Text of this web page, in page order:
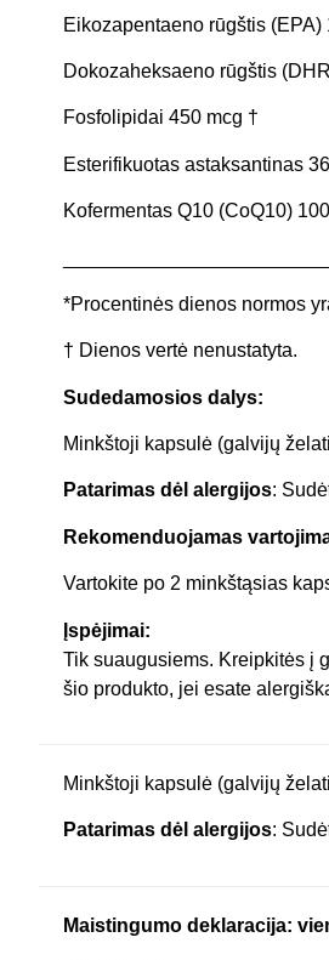
Eikozapentaeno rūgštis (EPA)
Dokozaheksaeno rūgštis
Fosfolipidai 450 mcg †
Esterifikuotas astaksantinas
Kofermentas Q10 (CoQ10)
*Procentinės dienos normos
† Dienos vertė nenustatyta.
Sudedamosios dalys:
Minkštoji kapsulė (galvijų
Patarimas dėl alergijos:
Rekomenduojamas
Vartokite po 2 minkštąsias
Įspėjimai:
Tik suaugusiems. Kreipkitės į
šio produkto, jei esate
Minkštoji kapsulė (galvijų
Patarimas dėl alergijos:
Maistingumo deklaracija: